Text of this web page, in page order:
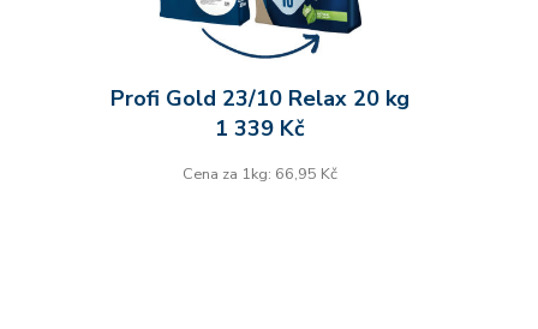
Profi Gold 23/10 Relax 20 kg
1 339 Kč
Cena za 1kg: 66,95 Kč